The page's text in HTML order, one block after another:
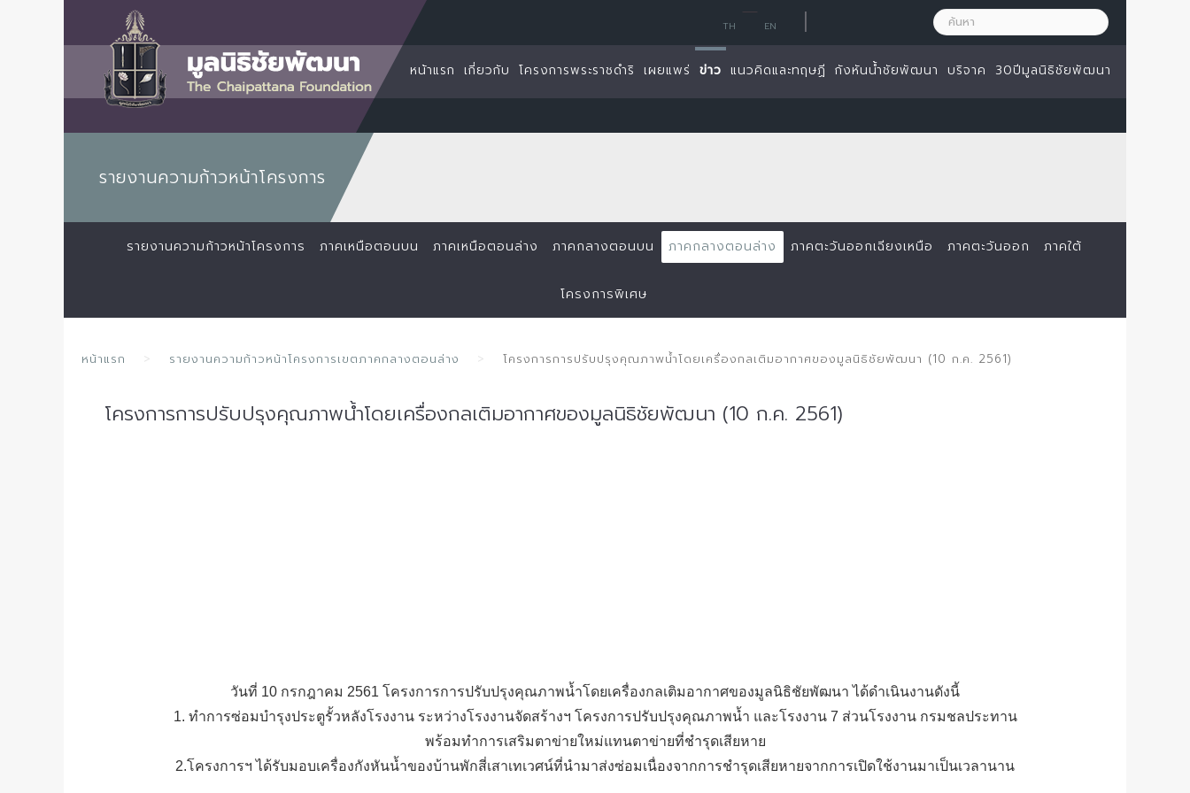
หน้าแรก เกี่ยวกับ โครงการพระราชดำริ เผยแพร่ ข่าว แนวคิดและทฤษฏี กังหันน้ำชัยพัฒนา บริจาค 30ปีมูลนิธิชัยพัฒนา
TH EN |
รายงานความก้าวหน้าโครงการ
รายงานความก้าวหน้าโครงการ ภาคเหนือตอนบน ภาคเหนือตอนล่าง ภาคกลางตอนบน ภาคกลางตอนล่าง ภาคตะวันออกเฉียงเหนือ ภาคตะวันออก ภาคใต้
โครงการพิเศษ
หน้าแรก รายงานความก้าวหน้าโครงการเขตภาคกลางตอนล่าง โครงการการปรับปรุงคุณภาพน้ำโดยเครื่องกลเติมอากาศของมูลนิธิชัยพัฒนา (10 ก.ค. 2561)
โครงการการปรับปรุงคุณภาพน้ำโดยเครื่องกลเติมอากาศของมูลนิธิชัยพัฒนา (10 ก.ค. 2561)
วันที่ 10 กรกฎาคม 2561 โครงการการปรับปรุงคุณภาพน้ำโดยเครื่องกลเติมอากาศของมูลนิธิชัยพัฒนา ได้ดำเนินงานดังนี้
1. ทำการซ่อมบำรุงประตูรั้วหลังโรงงาน ระหว่างโรงงานจัดสร้างฯ โครงการปรับปรุงคุณภาพน้ำ และโรงงาน 7 ส่วนโรงงาน กรมชลประทาน
พร้อมทำการเสริมตาข่ายใหม่แทนตาข่ายที่ชำรุดเสียหาย
2.โครงการฯ ได้รับมอบเครื่องกังหันน้ำของบ้านพักสี่เสาเทเวศน์ที่นำมาส่งซ่อมเนื่องจากการชำรุดเสียหายจากการเปิดใช้งานมาเป็นเวลานาน